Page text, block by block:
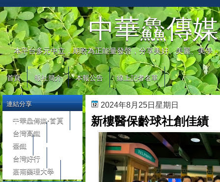
中華鱻傳媒
本平台多元中立，期盼為正能量發聲，分享美好、美麗、美學
首頁 報社簡介 本報公告 線上記者名單
2024年8月25日星期日
新樓醫保齡球社創佳績
連結分享
中華鱻傳媒-首頁
台灣高鐵
臺鐵
台灣好行
嘉南藥理大學